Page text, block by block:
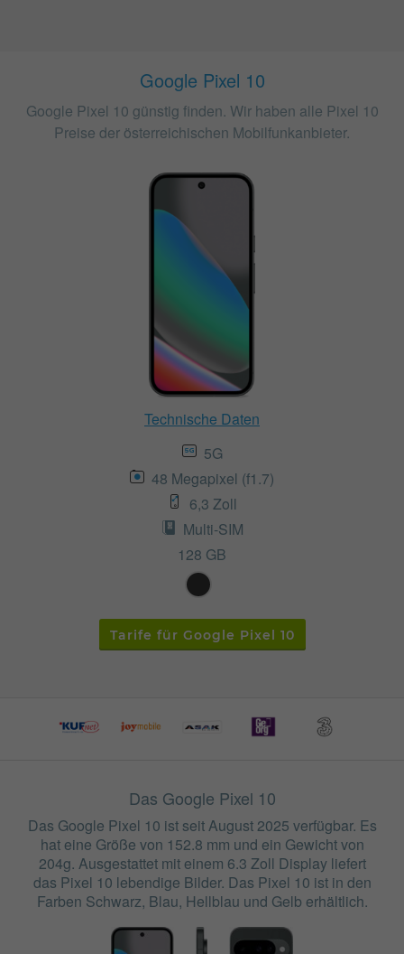
Google Pixel 10
Google Pixel 10 günstig finden. Wir haben alle Pixel 10
Preise der österreichischen Mobilfunkanbieter.
Technische Daten
5G
48 Megapixel (f1.7)
6,3 Zoll
Multi-SIM
128 GB
Tarife für Google Pixel 10
Das Google Pixel 10
Das Google Pixel 10 ist seit August 2025 verfügbar. Es
hat eine Größe von 152.8 mm und ein Gewicht von
204g. Ausgestattet mit einem 6.3 Zoll Display liefert
das Pixel 10 lebendige Bilder. Das Pixel 10 ist in den
Farben Schwarz, Blau, Hellblau und Gelb erhältlich.